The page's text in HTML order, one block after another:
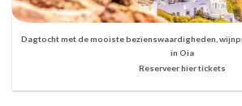
Dagtocht met de mooiste bezienswaardigheden,
in Oia
Reserveer hier tickets